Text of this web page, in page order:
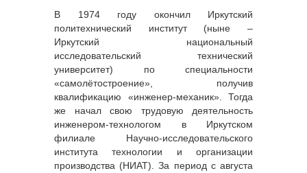
В 1974 году окончил Иркутский
политехнический институт (ныне –
Иркутский национальный
исследовательский технический
университет) по специальности
«самолётостроение», получив
квалификацию «инженер-механик». Тогда
же начал свою трудовую деятельность
инженером-технологом в Иркутском
филиале Научно-исследовательского
института технологии и организации
производства (НИАТ). За период с августа